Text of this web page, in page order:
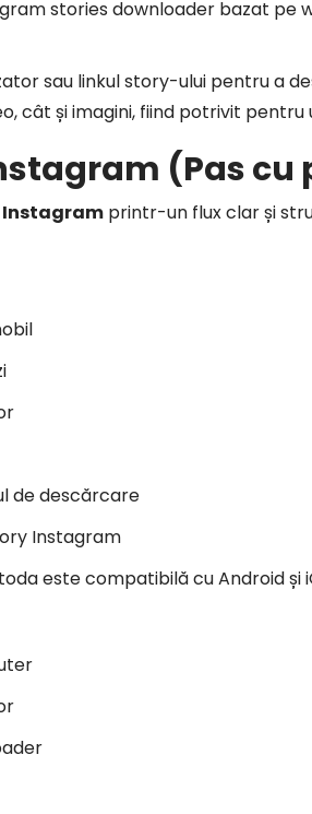
stories downloader bazat pe
sau linkul story-ului pentru a
cât și imagini, fiind potrivit
(Pas cu
Instagram printr-un flux clar și
de descărcare
Instagram
este compatibilă cu Android și